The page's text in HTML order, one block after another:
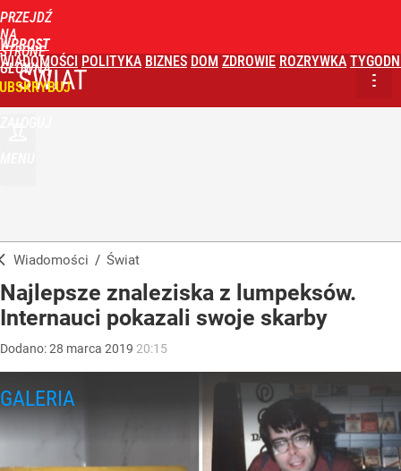
PRZEJDŹ
NA
STRONĘ
GŁÓWNĄ
WPROST
WIADOMOŚCI POLITYKA BIZNES DOM ZDROWIE ROZRYWKA
ŚWIAT
Wiadomości / Świat
Najlepsze znaleziska z lumpeksów.
Internauci pokazali swoje skarby
Dodano:28 marca 2019 20:15